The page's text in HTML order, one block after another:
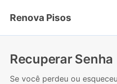
Renova Pisos
Recuperar Senha
Se você perdeu ou